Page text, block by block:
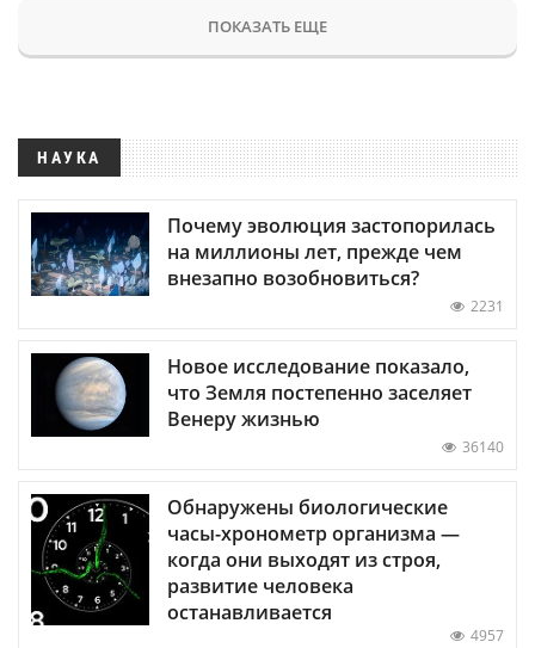
ПОКАЗАТЬ ЕЩЕ
НАУКА
Почему эволюция застопорилась
на миллионы лет, прежде чем
внезапно возобновиться?
2231
Новое исследование показало,
что Земля постепенно заселяет
Венеру жизнью
36140
Обнаружены биологические
часы-хронометр организма —
когда они выходят из строя,
развитие человека
останавливается
4957